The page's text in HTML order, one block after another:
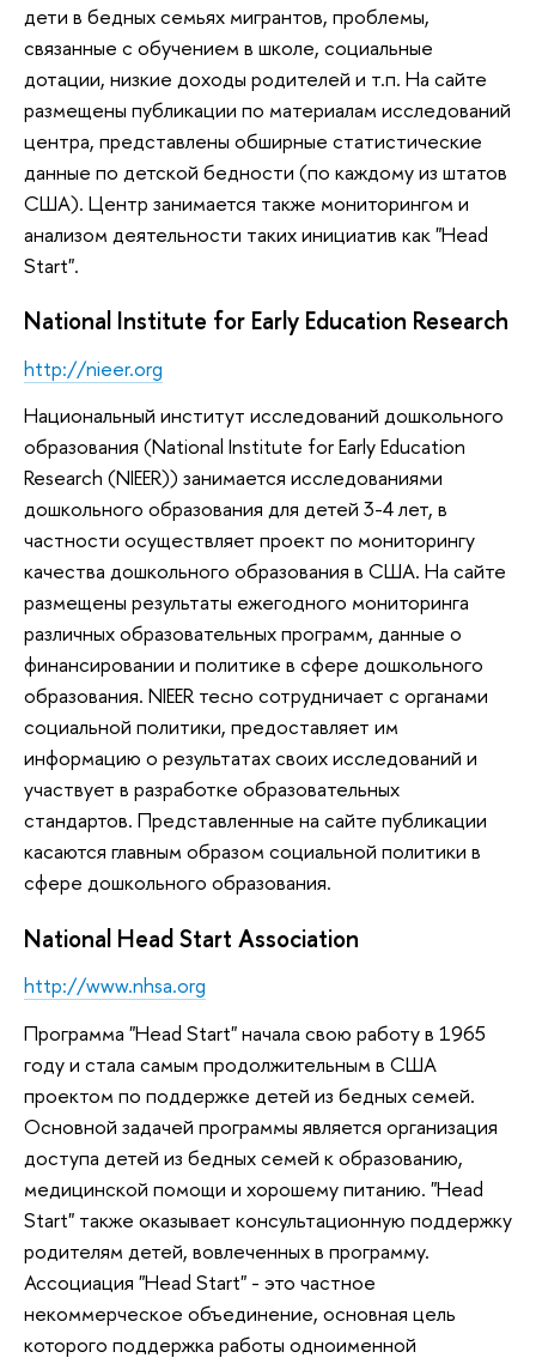
дети в бедных семьях мигрантов, проблемы,
связанные с обучением в школе, социальные
дотации, низкие доходы родителей и т.п. На сайте
размещены публикации по материалам исследований
центра, представлены обширные статистические
данные по детской бедности (по каждому из штатов
США). Центр занимается также мониторингом и
анализом деятельности таких инициатив как "Head
Start".
National Institute for Early Education Research
http://nieer.org
Национальный институт исследований дошкольного
образования (National Institute for Early Education
Research (NIEER)) занимается исследованиями
дошкольного образования для детей 3-4 лет, в
частности осуществляет проект по мониторингу
качества дошкольного образования в США. На сайте
размещены результаты ежегодного мониторинга
различных образовательных программ, данные о
финансировании и политике в сфере дошкольного
образования. NIEER тесно сотрудничает с органами
социальной политики, предоставляет им
информацию о результатах своих исследований и
участвует в разработке образовательных
стандартов. Представленные на сайте публикации
касаются главным образом социальной политики в
сфере дошкольного образования.
National Head Start Association
http://www.nhsa.org
Программа "Head Start" начала свою работу в 1965
году и стала самым продолжительным в США
проектом по поддержке детей из бедных семей.
Основной задачей программы является организация
доступа детей из бедных семей к образованию,
медицинской помощи и хорошему питанию. "Head
Start" также оказывает консультационную поддержку
родителям детей, вовлеченных в программу.
Ассоциация "Head Start" - это частное
некоммерческое объединение, основная цель
которого поддержка работы одноименной